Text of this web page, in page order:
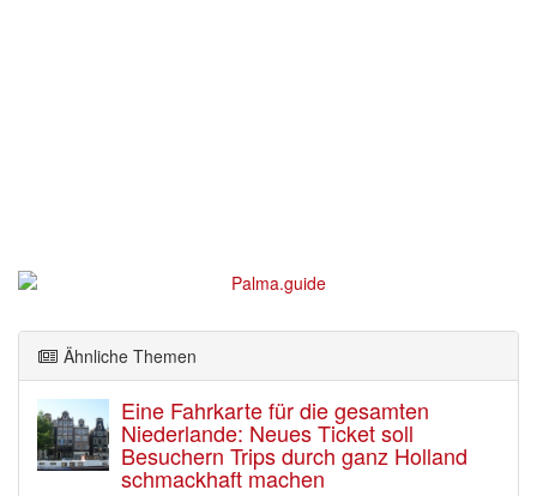
Ähnliche Themen
Eine Fahrkarte für die gesamten
Niederlande: Neues Ticket soll
Besuchern Trips durch ganz Holland
schmackhaft machen